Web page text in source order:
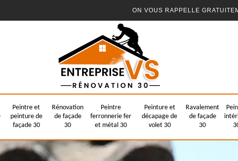
ON VOUS RAPPELLE
Peintre et
peinture de
façade 30
Rénovation
de façade
30
Peintre
ferronnerie fer
et métal 30
Peinture et
décapage de
volet 30
Ravalement
de façade
30